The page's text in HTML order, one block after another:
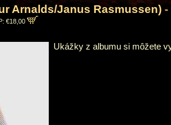
Arnalds/Janus Rasmussen) -
€18,00
Ukážky z albumu si môžete